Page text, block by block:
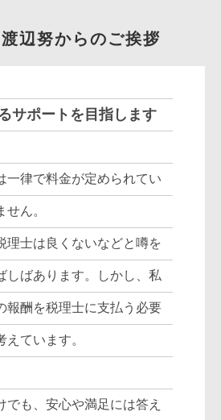
渡辺努からのご挨拶
サポートを目指します
一律で料金が定められてい
せん。
理士は良くないなどと噂を
しばあります。しかし、私
報酬を税理士に支払う必要
ています。
でも、安心や満足には答え